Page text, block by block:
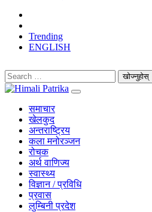
Trending
ENGLISH
समाचार
खेलकुद
अन्तराष्ट्रिय
कला मनोरञ्जन
रोचक
अर्थ वाणिज्य
स्वास्थ्य
विज्ञान / प्रविधि
प्रवास
लुम्बिनी प्रदेश